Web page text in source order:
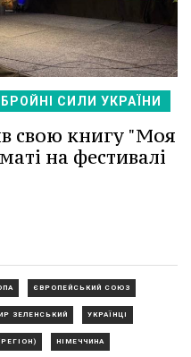
СИЛИ УКРАЇНИ
свою книгу "Моя
на фестивалі
ЄВРОПЕЙСЬКИЙ СОЮЗ
ЗЕЛЕНСЬКИЙ УКРАЇНЦІ
НІМЕЧЧИНА